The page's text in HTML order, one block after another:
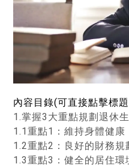
內容目錄(可直接點擊標
1.掌握3大重點規劃退休生
1.1重點1：維持身體健康
1.2重點2：良好的財務規
1.3重點3：健全的居住環